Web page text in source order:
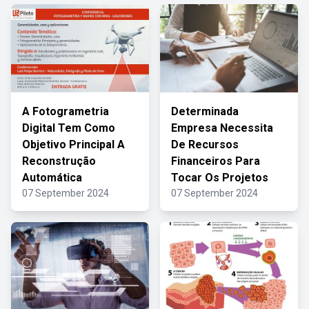
A Fotogrametria
Digital Tem Como
Objetivo Principal A
Reconstrução
Automática
07 September 2024
Determinada
Empresa Necessita
De Recursos
Financeiros Para
Tocar Os Projetos
07 September 2024